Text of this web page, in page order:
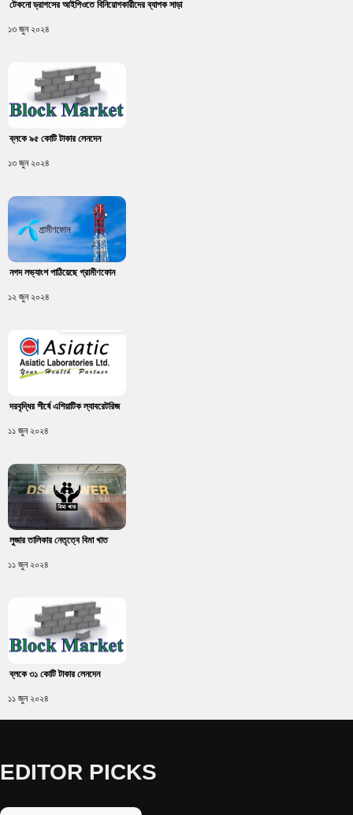
টেকনো ড্রাগসের আইপিওতে বিনিয়োগকারীদের ব্যাপক সাড়া
১৩ জুন ২০২৪
ব্লকে ৯৫ কোটি টাকার লেনদেন
১৩ জুন ২০২৪
নগদ লভ্যাংশ পাঠিয়েছে গ্রামীণফোন
১২ জুন ২০২৪
দরবৃদ্ধির শীর্ষে এশিয়াটিক ল্যাবরেটরিজ
১১ জুন ২০২৪
লুজার তালিকার নেতৃত্বে বিমা খাত
১১ জুন ২০২৪
ব্লকে ৩১ কোটি টাকার লেনদেন
১১ জুন ২০২৪
EDITOR PICKS